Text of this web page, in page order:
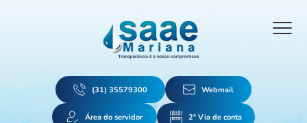
(31) 35579300 Webmail
Área do servidor 2ª Via de conta